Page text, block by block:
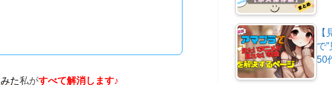
た私がすべて解消します♪
【
で
50